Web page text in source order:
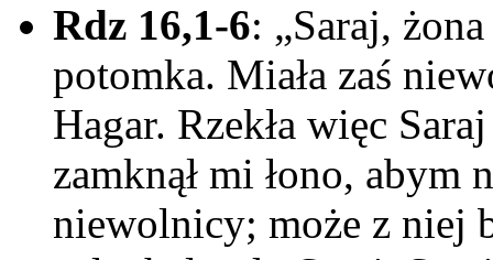
Rdz 16,1-6: „Saraj,
potomka. Miała zaś
Hagar. Rzekła więc
zamknął mi łono, abym
niewolnicy; może z niej